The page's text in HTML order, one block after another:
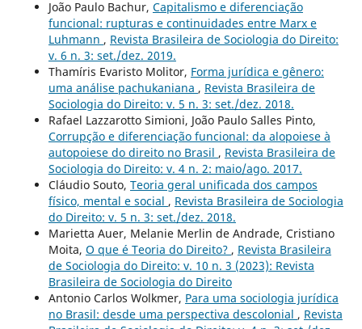
João Paulo Bachur, Capitalismo e diferenciação
funcional: rupturas e continuidades entre Marx e
Luhmann , Revista Brasileira de Sociologia do Direito:
v. 6 n. 3: set./dez. 2019.
Thamíris Evaristo Molitor, Forma jurídica e gênero:
uma análise pachukaniana , Revista Brasileira de
Sociologia do Direito: v. 5 n. 3: set./dez. 2018.
Rafael Lazzarotto Simioni, João Paulo Salles Pinto,
Corrupção e diferenciação funcional: da alopoiese à
autopoiese do direito no Brasil , Revista Brasileira de
Sociologia do Direito: v. 4 n. 2: maio/ago. 2017.
Cláudio Souto, Teoria geral unificada dos campos
físico, mental e social , Revista Brasileira de Sociologia
do Direito: v. 5 n. 3: set./dez. 2018.
Marietta Auer, Melanie Merlin de Andrade, Cristiano
Moita, O que é Teoria do Direito? , Revista Brasileira
de Sociologia do Direito: v. 10 n. 3 (2023): Revista
Brasileira de Sociologia do Direito
Antonio Carlos Wolkmer, Para uma sociologia jurídica
no Brasil: desde uma perspectiva descolonial , Revista